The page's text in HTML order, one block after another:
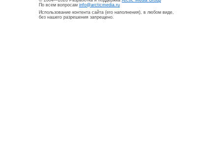
По всем вопросам info@arcticmedia.ru
Использование контента сайта (его наполнения), в любом виде,
без нашего разрешения запрещено.